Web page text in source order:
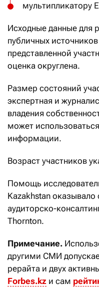
мультипликатору
Исходные данные для
публичных
представленной
оценка округлена.
Размер состояний
экспертная и
владения
может
информации.
Возраст участников
Помощь
Kazakhstan
аудиторско-
Thornton.
Примечание.
другими СМИ
рерайта и двух
Forbes.kz и сам